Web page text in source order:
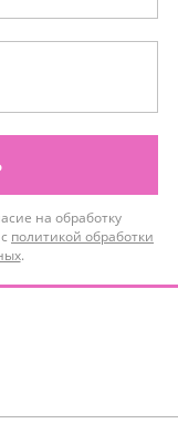
на обработку
политикой обработки
.